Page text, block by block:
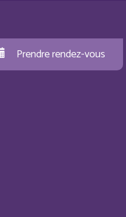
Prendre rendez-vous